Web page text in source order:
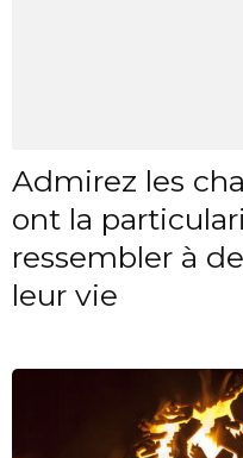
Admirez les
ont la
ressembler à
leur vie